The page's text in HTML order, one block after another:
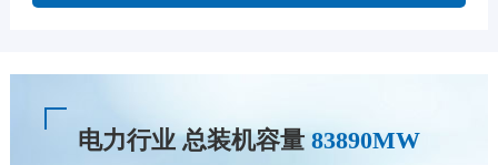
电力行业 总装机容量 83890MW